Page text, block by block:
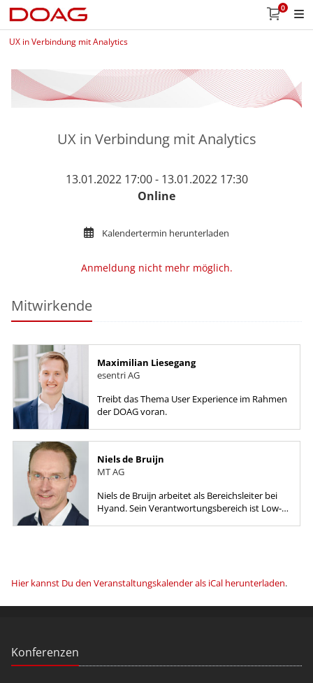
0
UX in Verbindung mit Analytics
UX in Verbindung mit Analytics
13.01.2022 17:00 - 13.01.2022 17:30
Online
Kalendertermin herunterladen
Anmeldung nicht mehr möglich.
Mitwirkende
Maximilian Liesegang
esentri AG
Treibt das Thema User Experience im Rahmen
der DOAG voran.
Niels de Bruijn
MT AG
Niels de Bruijn arbeitet als Bereichsleiter bei
Hyand. Sein Verantwortungsbereich ist Low-
Hier kannst Du den Veranstaltungskalender als iCal herunterladen.
Konferenzen